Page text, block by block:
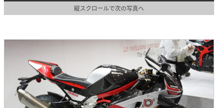
縦スクロールで次の写真へ